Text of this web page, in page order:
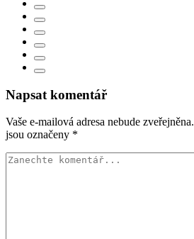
Napsat komentář
Vaše e-mailová adresa nebude zveřejněna.
jsou označeny *